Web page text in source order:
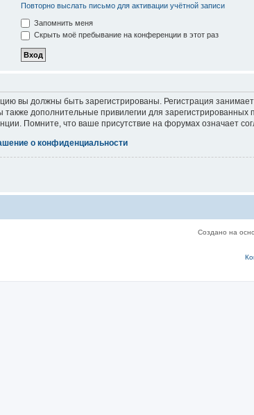
Повторно выслать письмо для активации учётной записи
Запомнить меня
Скрыть моё пребывание на конференции в этот раз
вы должны быть зарегистрированы. Регистрация
также дополнительные привилегии для
Помните, что ваше присутствие на форумах означает
о конфиденциальности
Создано на